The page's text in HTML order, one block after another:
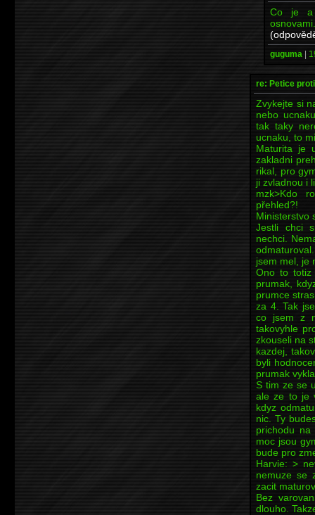
Co je a
osnovami.
guguma |
re: Petice
Zvykejte si
nebo
tak taky
ucnaku, to
Maturita je
zakladni
rikal, pro
ji zvladnou i
mzk>Kdo
přehled?!
Ministerstvo
Jestli chci
nechci.
jsem mel, je
Ono to totiz
prumak,
prumce
za 4. Tak
co jsem z
takovyhle
zkouseli na
kazdej,
byli
prumak
S tim ze se
ale ze to je
kdyz
nic. Ty
prichodu na
moc jsou
bude pro
Harvie: >
nemuze se
zacit
Bez
dlouho.